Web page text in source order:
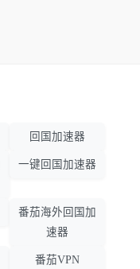
回国加速器
一键回国加速器
番茄海外回国加
速器
番茄VPN